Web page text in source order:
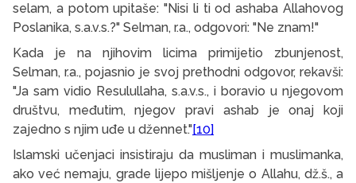
selam, a potom upitaše: "Nisi li ti od ashaba Allahovog
Poslanika, s.a.v.s.?" Selman, r.a., odgovori: "Ne znam!"
Kada je na njihovim licima primijetio zbunjenost,
Selman, r.a., pojasnio je svoj prethodni odgovor, rekavši:
"Ja sam vidio Resulullaha, s.a.v.s., i boravio u njegovom
društvu, međutim, njegov pravi ashab je onaj koji
zajedno s njim uđe u džennet."[10]
Islamski učenjaci insistiraju da musliman i muslimanka,
ako već nemaju, grade lijepo mišljenje o Allahu, dž.š., a